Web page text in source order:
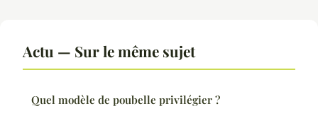
Actu — Sur le même sujet
Quel modèle de poubelle privilégier ?